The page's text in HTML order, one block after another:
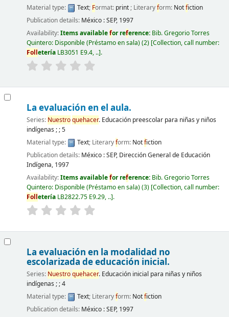
Material type:
Text; Format: print; Literaryform: Notfiction
Publication details: México :SEP, 1997
Availability:Items availablefor reference: Bib. Gregorio Torres
Quintero: Disponible (Préstamo en sala)(2) Collection, call number:
Folletería LB3051 E9.4, .. .
La evaluación en el aula.
Series: Nuestroquehacer. Educación preescolar para niñas y niños
indígenas ; ; 5
Material type:
Text; Literaryform: Notfiction
Publication details: México :SEP, Dirección General de Educación
Indígena, 1997
Availability:Items availablefor reference: Bib. Gregorio Torres
Quintero: Disponible (Préstamo en sala)(3) Collection, call number:
Folletería LB2822.75 E9.29, .. .
La evaluación en la modalidad no
escolarizada de educación inicial.
Series: Nuestroquehacer. Educación inicial para niñas y niños
indígenas ; ; 4
Material type:
Text; Literaryform: Notfiction
Publication details: México :SEP, 1997